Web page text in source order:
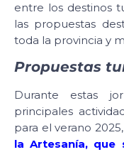
entre los destinos
las propuestas
toda la provincia y
Propuestas
Durante estas
principales
para el verano
la Artesanía,